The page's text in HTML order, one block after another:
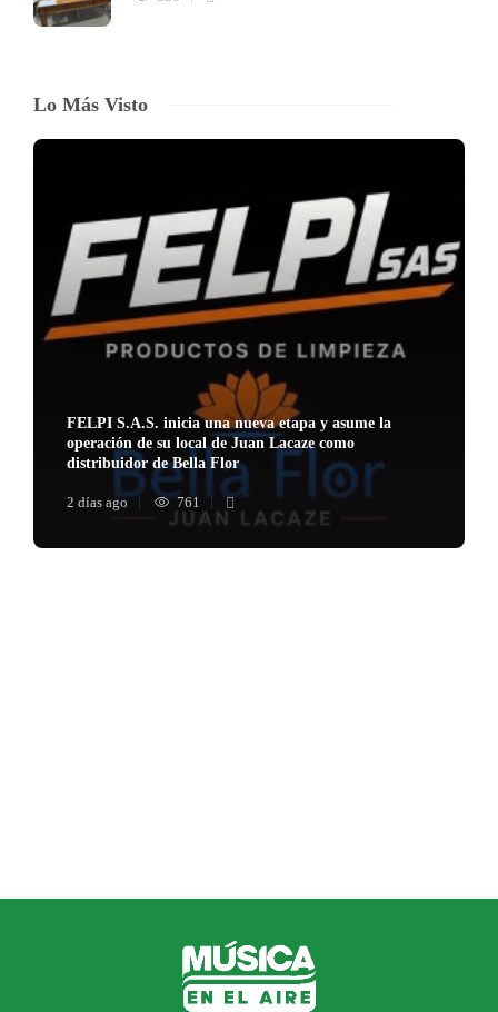
Lo Más Visto
FELPI S.A.S. inicia una nueva etapa y asume la
operación de su local de Juan Lacaze como
distribuidor de Bella Flor
2 días ago 761